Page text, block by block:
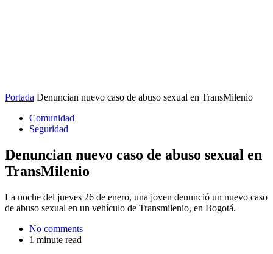
Portada Denuncian nuevo caso de abuso sexual en TransMilenio
Comunidad
Seguridad
Denuncian nuevo caso de abuso sexual en
TransMilenio
La noche del jueves 26 de enero, una joven denunció un nuevo caso
de abuso sexual en un vehículo de Transmilenio, en Bogotá.
No comments
1 minute read